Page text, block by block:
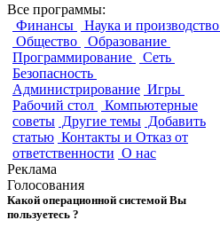
Все программы:
Финансы
Наука и производство
Общество
Образование
Программирование
Сеть
Безопасность
Администрирование Игры
Рабочий стол
Компьютерные
советы Другие темы Добавить
статью Контакты и Отказ от
ответственности О нас
Реклама
Голосования
Какой операционной системой Вы
пользуетесь ?